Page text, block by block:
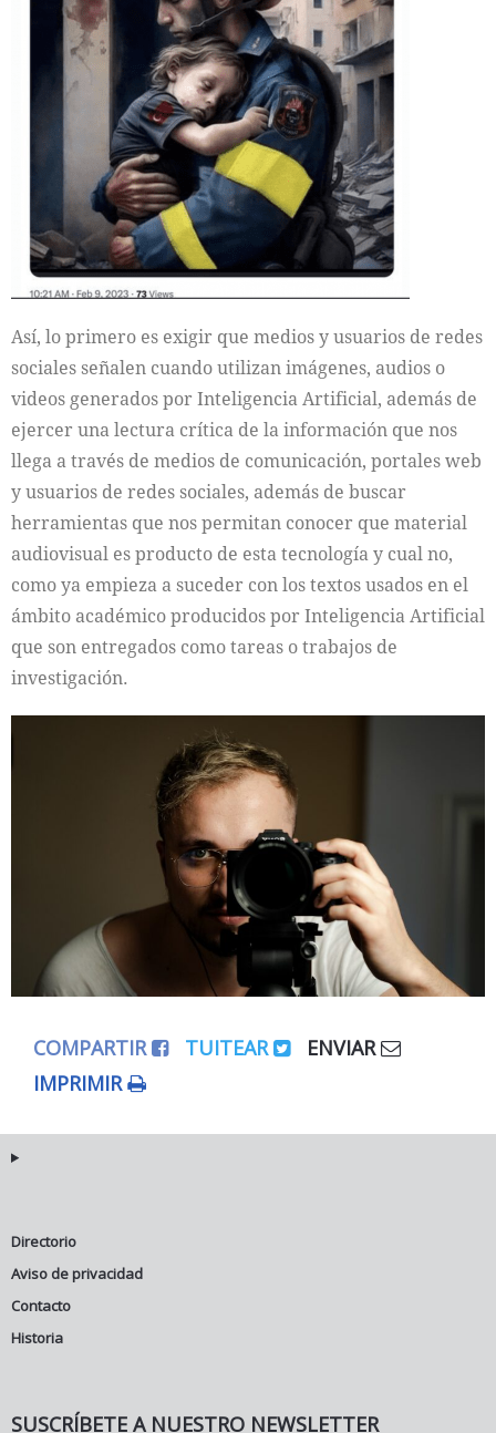
Así, lo primero es exigir que medios y usuarios de redes
sociales señalen cuando utilizan imágenes, audios o
videos generados por Inteligencia Artificial, además de
ejercer una lectura crítica de la información que nos
llega a través de medios de comunicación, portales web
y usuarios de redes sociales, además de buscar
herramientas que nos permitan conocer que material
audiovisual es producto de esta tecnología y cual no,
como ya empieza a suceder con los textos usados en el
ámbito académico producidos por Inteligencia Artificial
que son entregados como tareas o trabajos de
investigación.
COMPARTIR TUITEAR
ENVIAR
IMPRIMIR
Directorio
Aviso de privacidad
Contacto
Historia
SUSCRÍBETE A NUESTRO NEWSLETTER